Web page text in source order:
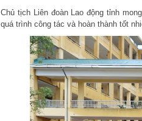
Chủ tịch Liên đoàn Lao động tỉnh
quá trình công tác và hoàn thành tốt